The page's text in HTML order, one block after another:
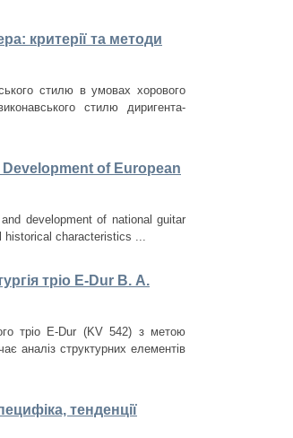
критерії та методи
стилю в умовах хорового
стилю диригента-
of European
development of national guitar
historical characteristics ...
тріо E-Dur В. А.
тріо E-Dur (KV 542) з метою
аналіз структурних елементів
тенденції